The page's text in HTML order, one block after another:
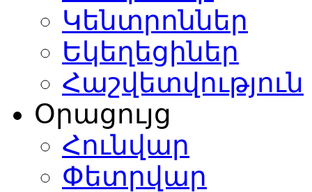
Կենտրոններ
Եկեղեցիներ
Հաշվետվություն
Օրացույց
Հունվար
Փետրվար